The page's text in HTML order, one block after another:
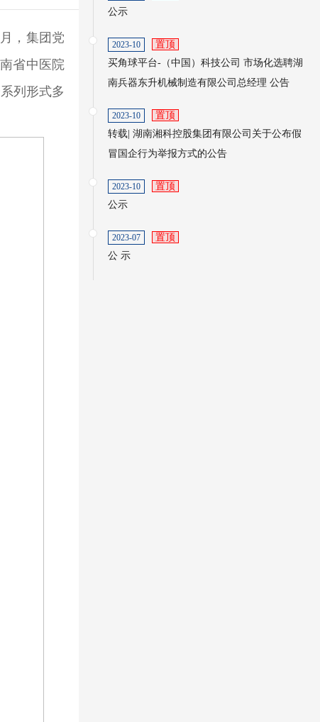
，集团党
省中医院
列形式多
公示
2023-10
置顶
买角球平台-（中国）科技公司 市场化选聘湖
南兵器东升机械制造有限公司总经理 公告
2023-10
置顶
转载| 湖南湘科控股集团有限公司关于公布假
冒国企行为举报方式的公告
2023-10
置顶
公示
2023-07
置顶
公 示